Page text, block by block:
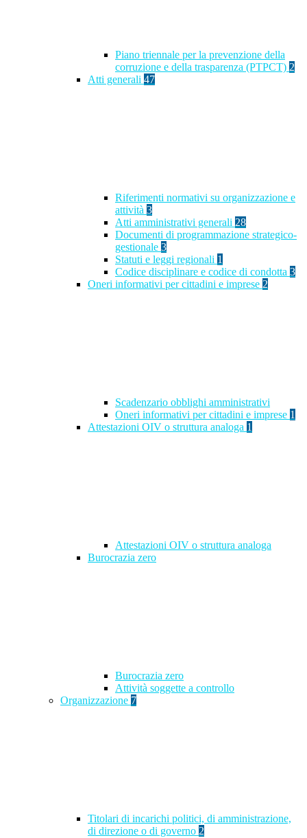
Piano triennale per la prevenzione della
corruzione e della trasparenza (PTPCT) 2
Atti generali 47
Riferimenti normativi su organizzazione e
attività 3
Atti amministrativi generali 28
Documenti di programmazione strategico-
gestionale 3
Statuti e leggi regionali 1
Codice disciplinare e codice di condotta 3
Oneri informativi per cittadini e imprese 2
Scadenzario obblighi amministrativi
Oneri informativi per cittadini e imprese 1
Attestazioni OIV o struttura analoga 1
Attestazioni OIV o struttura analoga
Burocrazia zero
Burocrazia zero
Attività soggette a controllo
Organizzazione 7
Titolari di incarichi politici, di amministrazione,
di direzione o di governo 2